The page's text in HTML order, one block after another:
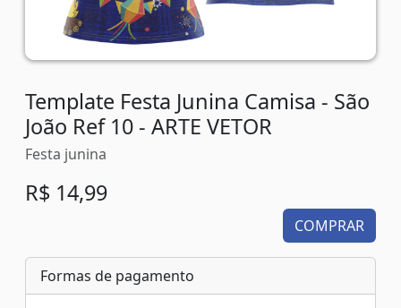
Template Festa Junina Camisa - São
João Ref 10 - ARTE VETOR
Festa junina
R$ 14,99
COMPRAR
Formas de pagamento